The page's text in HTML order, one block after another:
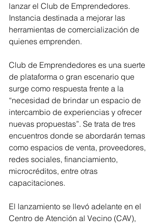
lanzar el Club de Emprendedores.
Instancia destinada a mejorar las
herramientas de comercialización de
quienes emprenden.
Club de Emprendedores es una suerte
de plataforma o gran escenario que
surge como respuesta frente a la
“necesidad de brindar un espacio de
intercambio de experiencias y ofrecer
nuevas propuestas”. Se trata de tres
encuentros donde se abordarán temas
como espacios de venta, proveedores,
redes sociales, financiamiento,
microcréditos, entre otras
capacitaciones.
El lanzamiento se llevó adelante en el
Centro de Atención al Vecino (CAV),